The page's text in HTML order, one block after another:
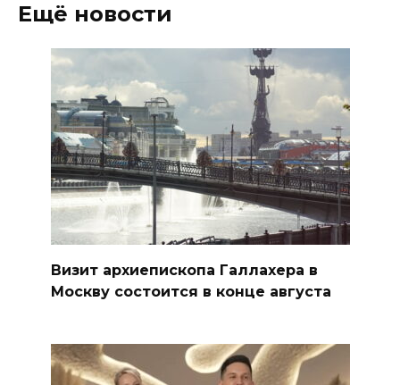
Ещё новости
Визит архиепископа Галлахера в
Москву состоится в конце августа